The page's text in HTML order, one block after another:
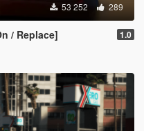
53 252 289
/ Replace] 1.0